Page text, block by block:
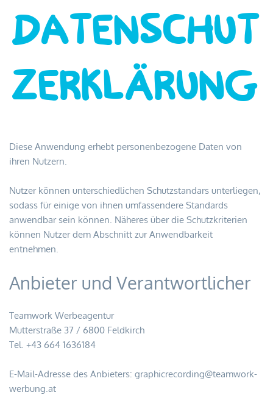
DATENSCHUT
ZERKLÄRUNG
Diese Anwendung erhebt personenbezogene Daten von
ihren Nutzern.
Nutzer können unterschiedlichen Schutzstandars unterliegen,
sodass für einige von ihnen umfassendere Standards
anwendbar sein können. Näheres über die Schutzkriterien
können Nutzer dem Abschnitt zur Anwendbarkeit
entnehmen.
Anbieter und Verantwortlicher
Teamwork Werbeagentur
Mutterstraße 37 / 6800 Feldkirch
Tel. +43 664 1636184
E-Mail-Adresse des Anbieters: graphicrecording@teamwork-
werbung.at